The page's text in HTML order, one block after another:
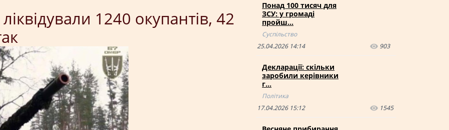
1240 окупантів, 42
Понад 100 тисяч для
ЗСУ: у громаді
пройш…
Суспільство
25.04.2026 14:14
903
Декларації: скільки
заробили керівники
г…
Політика
17.04.2026 15:12
1545